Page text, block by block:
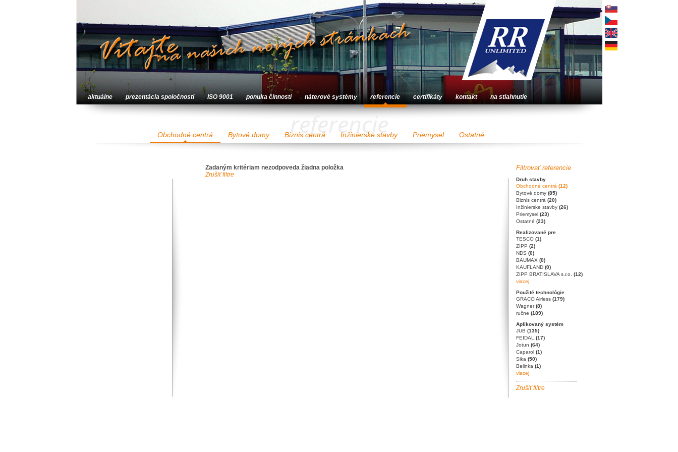
aktuálne prezentácia spoločnosti ISO 9001 ponuka činností náterové systémy referencie certifikáty kontakt na stiahnutie
Obchodné centrá Bytové domy Biznis centrá Inžinierske stavby Priemysel Ostatné
referencie
Filtrovať referencie
Druh stavby
Obchodné centrá (12)
Bytové domy (85)
Biznis centrá (20)
Inžinierske stavby (26)
Priemysel (23)
Ostatné (23)
Realizované pre
TESCO (1)
ZIPP (2)
NDS (0)
BAUMAX (0)
KAUFLAND (0)
ZIPP BRATISLAVA s.r.o. (12)
viacej
Použité technológie
GRACO Airless (179)
Wagner(8)
ručne (189)
Aplikovaný systém
JUB (135)
FEIDAL (17)
Jotun (64)
Caparol (1)
Sika (50)
Belinka (1)
viacej
Zrušiť filtre
Zadaným kritériam nezodpoveda žiadna položka
Zrušiť filtre